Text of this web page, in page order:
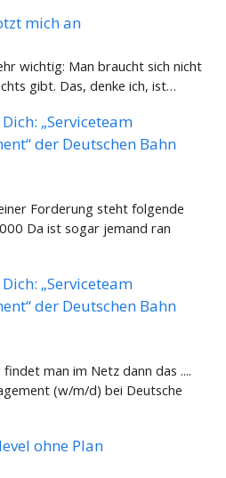
mich an
wichtig: Man braucht sich nicht
gibt. Das, denke ich, ist…
„Serviceteam
der Deutschen Bahn
Forderung steht folgende
Da ist sogar jemand ran
„Serviceteam
der Deutschen Bahn
man im Netz dann das ....
(w/m/d) bei Deutsche
ohne Plan